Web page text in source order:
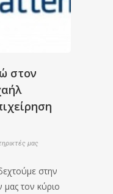
στον
μας
στην
μας τον κύριο